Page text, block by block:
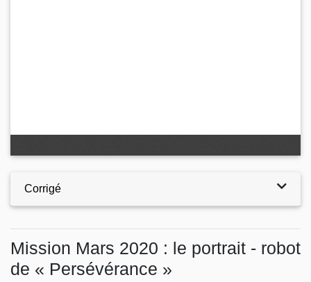
Corrigé
Mission Mars 2020 : le portrait - robot
de « Persévérance »